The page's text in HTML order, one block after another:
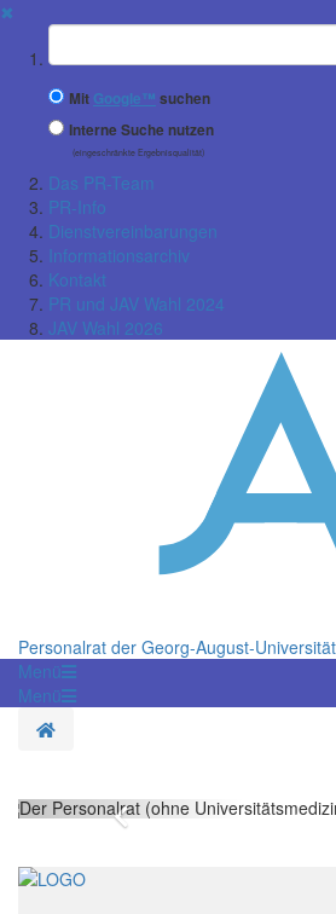
✖
Suchbegriff
Mit Google™ suchen
Interne Suche nutzen
(eingeschränkte Ergebnisqualität)
Das PR-Team
PR-Info
Dienstvereinbarungen
Informationsarchiv
Kontakt
PR und JAV Wahl 2024
JAV Wahl 2026
Personalrat der Georg-August-
Menü
Menü
Startseite
Zurück